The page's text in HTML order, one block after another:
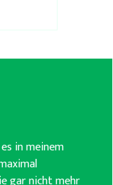
in meinem
gar nicht mehr